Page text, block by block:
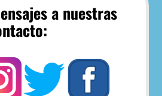
a nuestras